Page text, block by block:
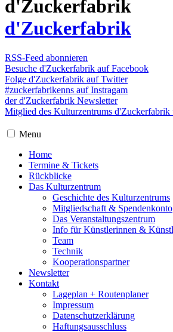
d'Zuckerfabrik
RSS-Feed abonnieren
Besuche d'Zuckerfabrik auf Facebook
Folge d'Zuckerfabrik auf Twitter
#zuckerfabrikenns auf Instragam
der d'Zuckerfabrik Newsletter
Mitglied des Kulturzentrums d'Zuckerfabrik
Menu
Home
Termine & Tickets
Rückblicke
Das Kulturzentrum
Geschichte des Kulturzentrums
Mitgliedschaft & Spendenkonto
Das Veranstaltungszentrum
Info für Künstlerinnen &
Team
Technik
Kooperationspartner
Newsletter
Kontakt
Lageplan + Routenplaner
Impressum
Datenschutzerklärung
Haftungsausschluss